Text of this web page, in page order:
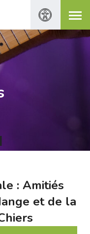
: Amitiés
et de la